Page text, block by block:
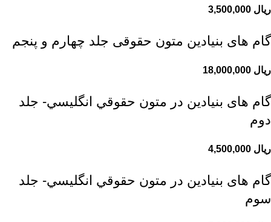
ریال
گام های بنیادین متون حقوقی جلد چهارم و پنجم
ریال
گام های بنیادین در متون حقوقي انگليسي- جلد
دوم
ریال
گام های بنیادین در متون حقوقي انگليسي- جلد
سوم